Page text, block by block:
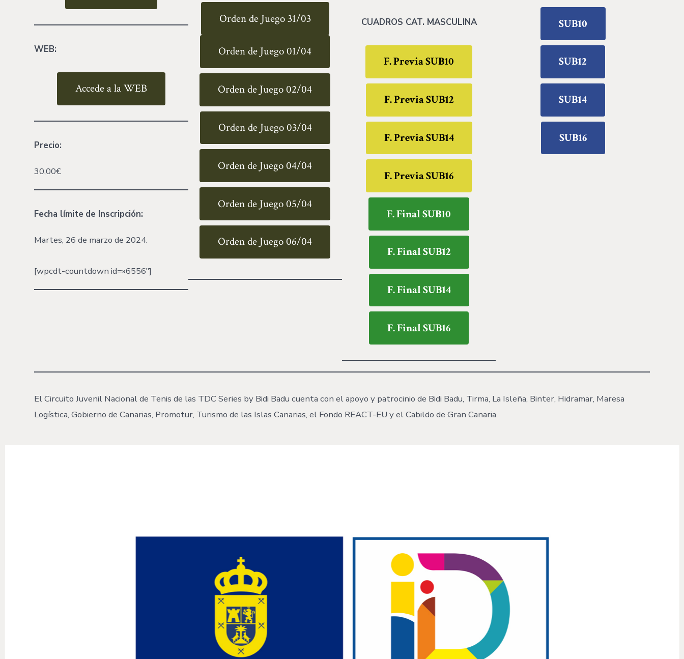
WEB:
Accede a la WEB
Precio:
30,00€
Fecha límite de Inscripción:
Martes, 26 de marzo de 2024.
[wpcdt-countdown id=»6556″]
Orden de Juego 31/03
Orden de Juego 01/04
Orden de Juego 02/04
Orden de Juego 03/04
Orden de Juego 04/04
Orden de Juego 05/04
Orden de Juego 06/04
CUADROS CAT. MASCULINA
F. Previa SUB10
F. Previa SUB12
F. Previa SUB14
F. Previa SUB16
F. Final SUB10
F. Final SUB12
F. Final SUB14
F. Final SUB16
SUB10
SUB12
SUB14
SUB16
El Circuito Juvenil Nacional de Tenis de las TDC Series by Bidi Badu cuenta con el apoyo y patrocinio de Bidi Badu, Tirma, La Isleña, Binter, Hidramar, Maresa
Logística, Gobierno de Canarias, Promotur, Turismo de las Islas Canarias, el Fondo REACT-EU y el Cabildo de Gran Canaria.